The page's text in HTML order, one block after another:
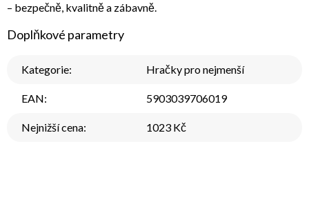
– bezpečně, kvalitně a zábavně.
Doplňkové parametry
Kategorie: Hračky pro nejmenší
EAN: 5903039706019
Nejnižší cena: 1023 Kč